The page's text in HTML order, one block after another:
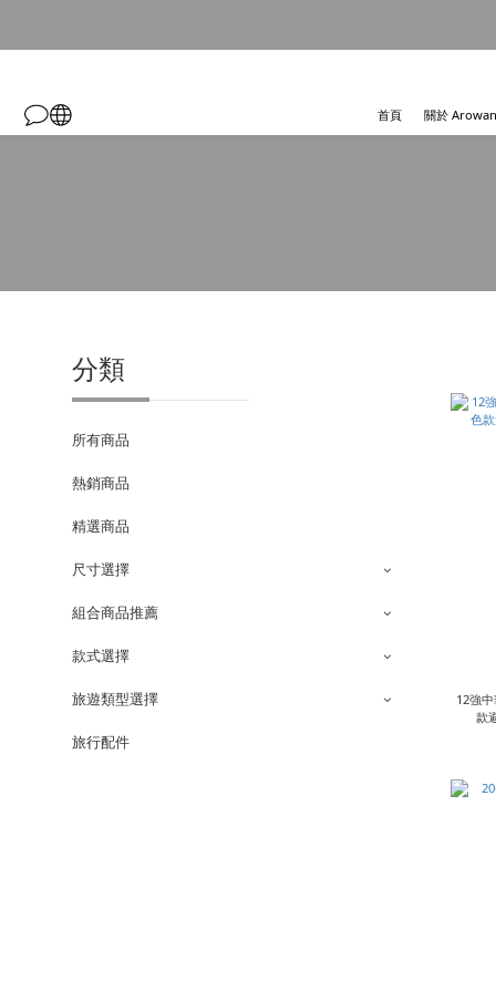
首頁 關於
分類
所有商品
熱銷商品
精選商品
尺寸選擇
組合商品推薦
款式選擇
旅遊類型選擇
旅行配件
12強
款